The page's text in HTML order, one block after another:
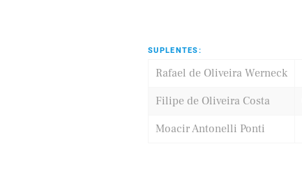
SUPLENTES:
Rafael de Oliveira Werneck
Filipe de Oliveira Costa
Moacir Antonelli Ponti